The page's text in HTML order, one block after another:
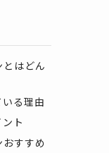
はどん
る理由
ト
すすめ